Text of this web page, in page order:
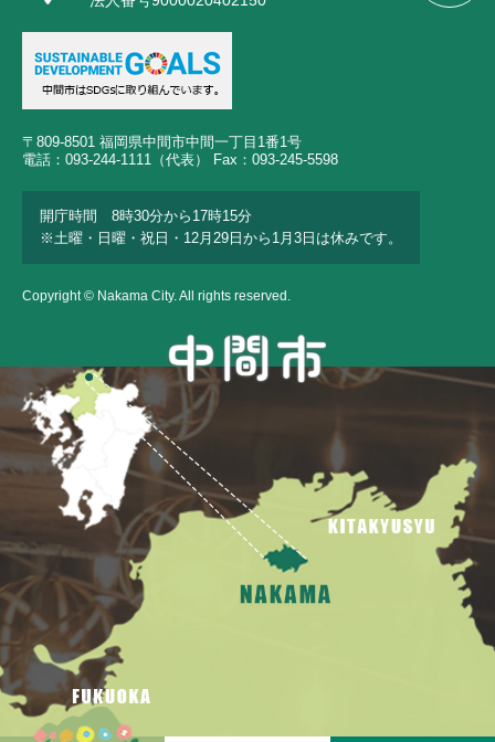
〒809-8501 福岡県中間市中間一丁目1番1号
電話：093-244-1111（代表） Fax：093-245-5598
開庁時間 8時30分から17時15分
※土曜・日曜・祝日・12月29日から1月3日は休みです。
Copyright © Nakama City. All rights reserved.